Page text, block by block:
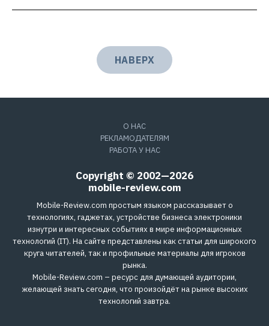
НАВЕРХ
О НАС
РЕКЛАМОДАТЕЛЯМ
РАБОТА У НАС
Copyright © 2002—2026
mobile-review.com
Mobile-Review.com простым языком рассказывает о
технологиях, гаджетах, устройстве бизнеса электроники
изнутри и интересных событиях в мире информационных
технологий (IT). На сайте представлены как статьи для широкого
круга читателей, так и профильные материалы для игроков
рынка.
Mobile-Review.com – ресурс для думающей аудитории,
желающей знать сегодня, что произойдёт на рынке высоких
технологий завтра.